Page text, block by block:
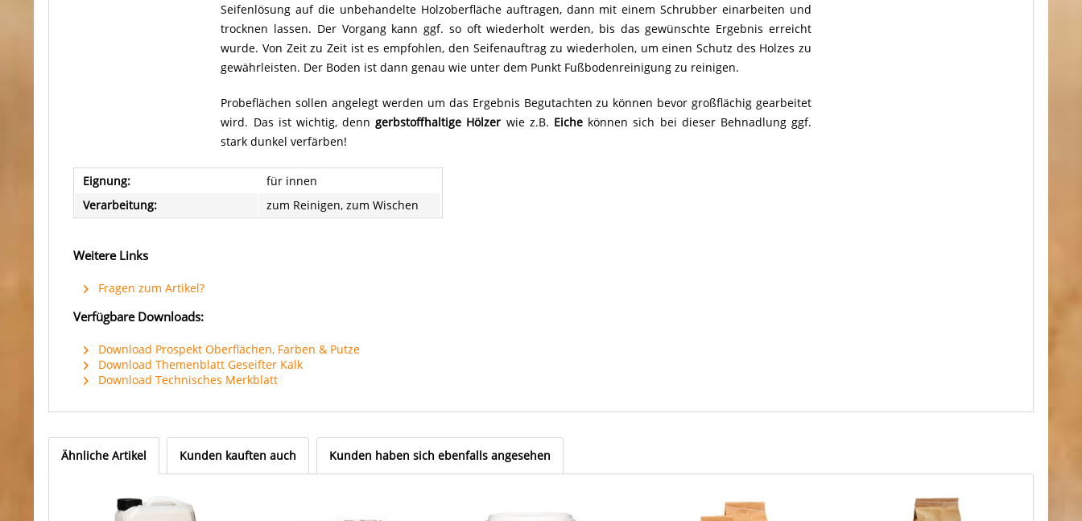
Seifenlösung auf die unbehandelte Holzoberfläche auftragen, dann mit einem Schrubber einarbeiten und
trocknen lassen. Der Vorgang kann ggf. so oft wiederholt werden, bis das gewünschte Ergebnis erreicht
wurde. Von Zeit zu Zeit ist es empfohlen, den Seifenauftrag zu wiederholen, um einen Schutz des Holzes zu
gewährleisten. Der Boden ist dann genau wie unter dem Punkt Fußbodenreinigung zu reinigen.
Probeflächen sollen angelegt werden um das Ergebnis Begutachten zu können bevor großflächig gearbeitet
wird. Das ist wichtig, denngerbstoffhaltige Hölzer wie z.B. Eichekönnen sich bei dieser Behnadlung ggf.
stark dunkel verfärben!
Eignung:
für innen
Verarbeitung:
zum Reinigen, zum Wischen
Weitere Links
Fragen zum Artikel?
Verfügbare Downloads:
Download Prospekt Oberflächen, Farben & Putze
Download Themenblatt Geseifter Kalk
Download Technisches Merkblatt
Ähnliche Artikel Kunden kauften auch Kunden haben sich ebenfalls angesehen